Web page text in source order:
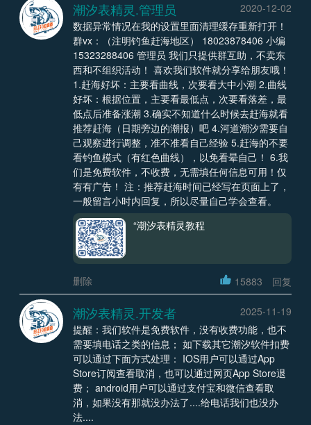
潮汐表精灵.管理员
2020-12-02
数据异常情况在我的设置里面清理缓存重新打开！
群vx：（注明钓鱼赶海地区） 18023878406 小编
15323288406 管理员 我们只提供群互助，不卖东
西和不组织活动！ 喜欢我们软件就分享给朋友哦！
1.赶海好坏：主要看曲线，次要看大中小潮 2.曲线
好坏：根据位置，主要看最低点，次要看落差，最
低点后准备涨潮 3.确实不知道什么时候去赶海就看
推荐赶海（日期旁边的潮报）吧 4.河道潮汐需要自
己观察进行调整，准不准看自己经验 5.赶海的不要
看钓鱼模式（有红色曲线），以免看晕自己！ 6.我
们是免费软件，不收费，无需填任何信息可用！仅
有有广告！ 注：推荐赶海时间已经写在页面上了，
一般留言小时内回复，所以尽量自己学会查看。
“潮汐表精灵教程
删除 15883 回复
潮汐表精灵.开发者
2025-11-19
提醒：我们软件是免费软件，没有收费功能，也不
需要填电话之类的信息； 如下载其它潮汐软件扣费
可以通过下面方式处理： IOS用户可以通过App
Store订阅查看取消，也可以通过网页App Store退
费； android用户可以通过支付宝和微信查看取
消，如果没有那就没办法了....给电话我们也没办
法....